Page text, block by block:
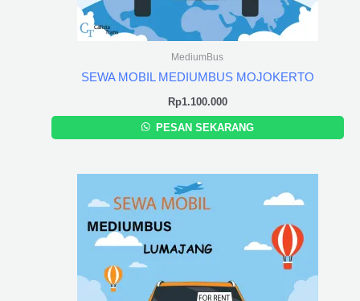
MediumBus
SEWA MOBIL MEDIUMBUS MOJOKERTO
Rp1.100.000
PESAN SEKARANG